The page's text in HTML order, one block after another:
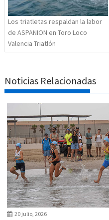
Los triatletas respaldan la labor
de ASPANION en Toro Loco
Valencia Triatlón
Noticias Relacionadas
20 julio, 2026